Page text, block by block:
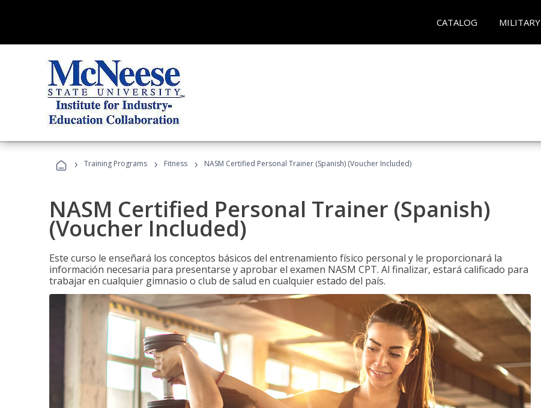
CATALOG MILITARY
› Training Programs › Fitness › NASM Certified Personal Trainer (Spanish) (Voucher Included)
NASM Certified Personal Trainer (Spanish)
(Voucher Included)
Este curso le enseñará los conceptos básicos del entrenamiento físico personal y le proporcionará la
información necesaria para presentarse y aprobar el examen NASM CPT. Al finalizar, estará calificado para
trabajar en cualquier gimnasio o club de salud en cualquier estado del país.